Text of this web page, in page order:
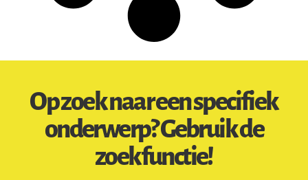
Op zoek naar een specifiek
onderwerp? Gebruik de
zoekfunctie!